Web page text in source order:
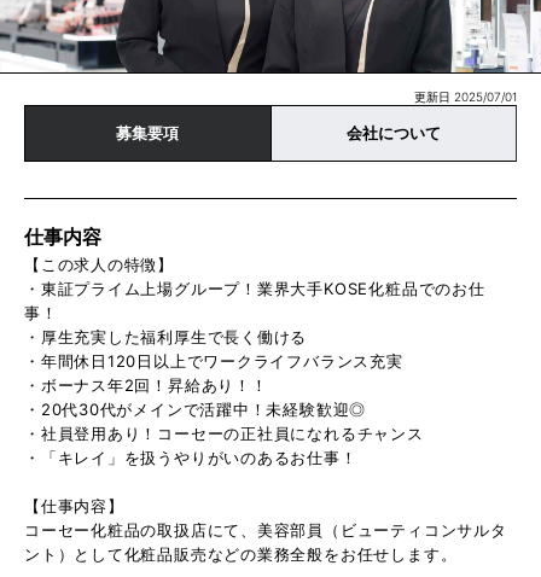
更新日 2025/07/01
募集要項 会社について
仕事内容
【この求人の特徴】
・東証プライム上場グループ！業界大手KOSE化粧品でのお仕
事！
・厚生充実した福利厚生で長く働ける
・年間休日120日以上でワークライフバランス充実
・ボーナス年2回！昇給あり！！
・20代30代がメインで活躍中！未経験歓迎◎
・社員登用あり！コーセーの正社員になれるチャンス
・「キレイ」を扱うやりがいのあるお仕事！
【仕事内容】
コーセー化粧品の取扱店にて、美容部員（ビューティコンサルタ
ント）として化粧品販売などの業務全般をお任せします。